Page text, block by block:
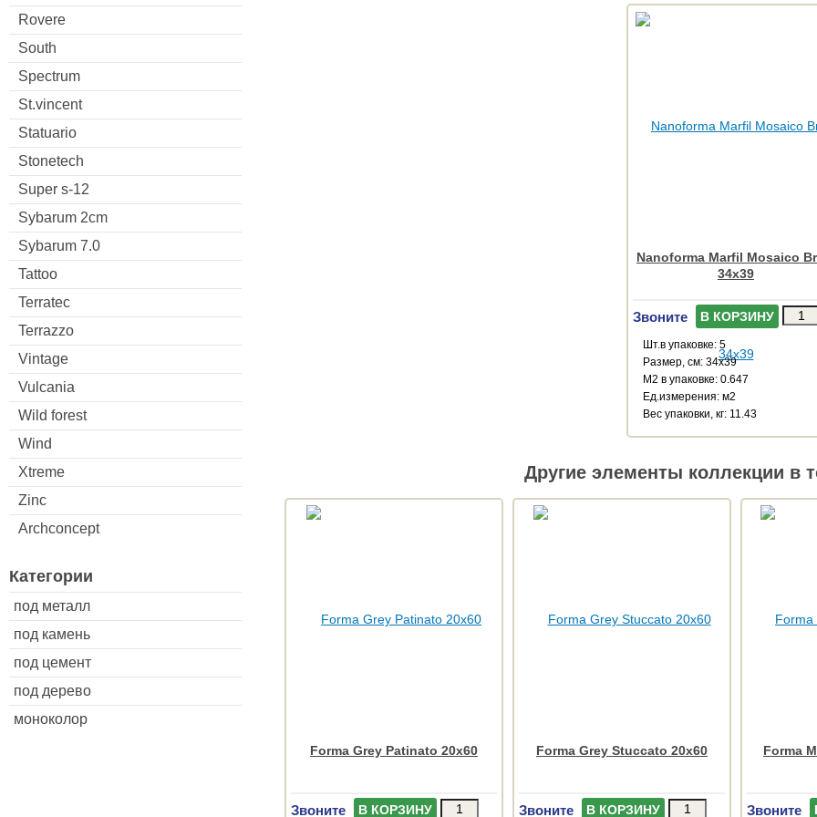
Rovere
South
Spectrum
St.vincent
Statuario
Stonetech
Super s-12
Sybarum 2cm
Sybarum 7.0
Tattoo
Terratec
Terrazzo
Vintage
Vulcania
Wild forest
Wind
Xtreme
Zinc
Archconcept
Категории
под металл
под камень
под цемент
под дерево
моноколор
Nanoforma Marfil Mosaico
34x39
Звоните В КОРЗИНУ
Шт.в упаковке: 5
Размер, см: 34x39
М2 в упаковке: 0.647
Ед.измерения: м2
Веc упаковки, кг: 11.43
Другие элементы коллекции в
Forma Grey Patinato 20x60
Звоните В КОРЗИНУ
Forma Grey Stuccato 20x60
Звоните В КОРЗИНУ
Forma
Звоните